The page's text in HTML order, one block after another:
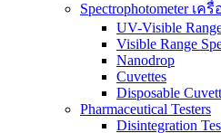
Spectrophotometer เ
UV-Visible
Visible Range
Nanodrop
Cuvettes
Disposable
Pharmaceutical Testers
Disintegration